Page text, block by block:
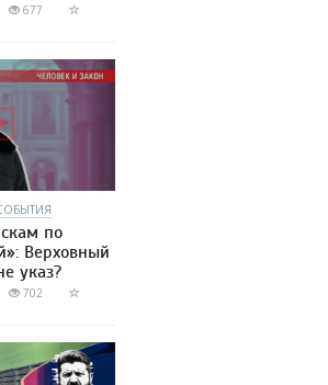
677
по
Верховный
указ?
702